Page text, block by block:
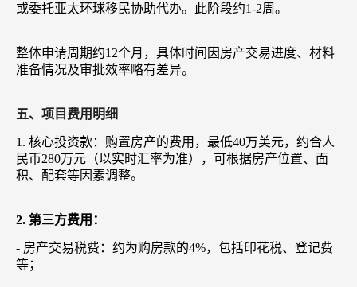
或委托亚太环球移民协助代办。此阶段约1-2周。
整体申请周期约12个月，具体时间因房产交易进度、材料
准备情况及审批效率略有差异。
五、项目费用明细
1. 核心投资款：购置房产的费用，最低40万美元，约合人
民币280万元（以实时汇率为准），可根据房产位置、面
积、配套等因素调整。
2. 第三方费用：
- 房产交易税费：约为购房款的4%，包括印花税、登记费
等；